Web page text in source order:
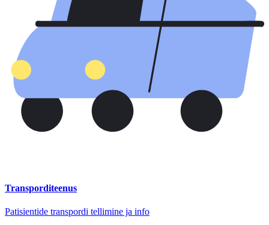
Transporditeenus
Patisientide transpordi tellimine ja info